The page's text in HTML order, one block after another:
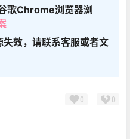
歌Chrome浏览器浏
效，请联系客服或者文
0 0